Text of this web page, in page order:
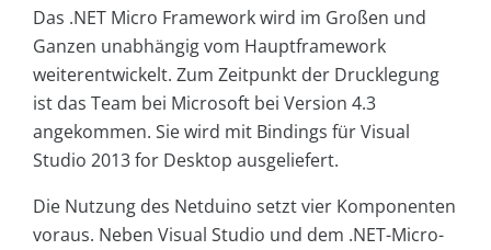
Das .NET Micro Framework wird im Großen und
Ganzen unabhängig vom Hauptframework
weiterentwickelt. Zum Zeitpunkt der Drucklegung
ist das Team bei Microsoft bei Version 4.3
angekommen. Sie wird mit Bindings für Visual
Studio 2013 for Desktop ausgeliefert.
Die Nutzung des Netduino setzt vier Komponenten
voraus. Neben Visual Studio und dem .NET-Micro-